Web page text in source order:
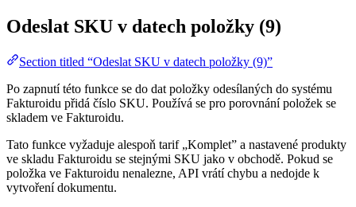
Odeslat SKU v datech položky (9)
Section titled “Odeslat SKU v datech položky (9)”
Po zapnutí této funkce se do dat položky odesílaných do systému
Fakturoidu přidá číslo SKU. Používá se pro porovnání položek se
skladem ve Fakturoidu.
Tato funkce vyžaduje alespoň tarif „Komplet” a nastavené produkty
ve skladu Fakturoidu se stejnými SKU jako v obchodě. Pokud se
položka ve Fakturoidu nenalezne, API vrátí chybu a nedojde k
vytvoření dokumentu.